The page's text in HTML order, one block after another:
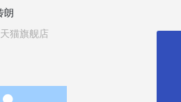
天猫旗舰店
0086-022-27829568